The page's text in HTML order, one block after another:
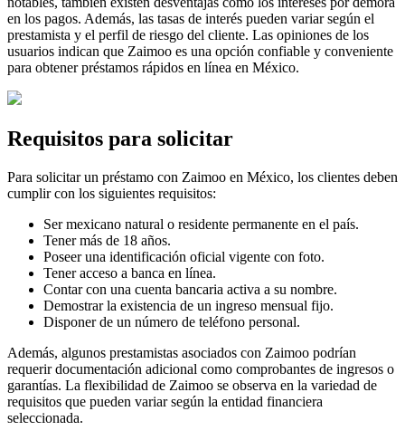
en los pagos. Además, las tasas de interés pueden variar según el
prestamista y el perfil de riesgo del cliente. Las opiniones de los
usuarios indican que Zaimoo es una opción confiable y conveniente
para obtener préstamos rápidos en línea en México.
Requisitos para solicitar
Para solicitar un préstamo con Zaimoo en México, los clientes deben
cumplir con los siguientes requisitos:
Ser mexicano natural o residente permanente en el país.
Tener más de 18 años.
Poseer una identificación oficial vigente con foto.
Tener acceso a banca en línea.
Contar con una cuenta bancaria activa a su nombre.
Demostrar la existencia de un ingreso mensual fijo.
Disponer de un número de teléfono personal.
Además, algunos prestamistas asociados con Zaimoo podrían
requerir documentación adicional como comprobantes de ingresos o
garantías. La flexibilidad de Zaimoo se observa en la variedad de
requisitos que pueden variar según la entidad financiera
seleccionada.